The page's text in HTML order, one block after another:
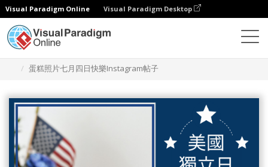
Visual Paradigm Online Visual Paradigm Desktop
蛋糕照片七月四日快樂Instagram帖子